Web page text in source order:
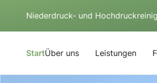
Niederdruck- und
StartÜber uns Leistungen